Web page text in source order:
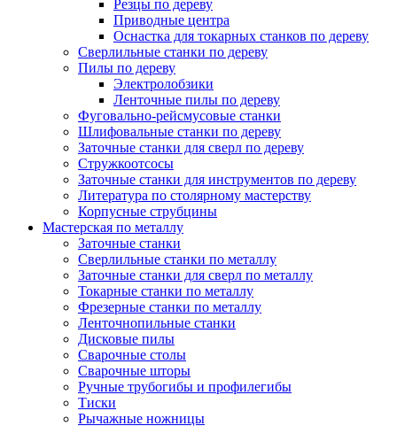
Резцы по дереву
Приводные центра
Оснастка для токарных станков по дереву
Сверлильные станки по дереву
Пилы по дереву
Электролобзики
Ленточные пилы по дереву
Фуговально-рейсмусовые станки
Шлифовальные станки по дереву
Заточные станки для сверл по дереву
Стружкоотсосы
Заточные станки для инструментов по дереву
Литература по столярному мастерству
Корпусные струбцины
Мастерская по металлу
Заточные станки
Сверлильные станки по металлу
Заточные станки для сверл по металлу
Токарные станки по металлу
Фрезерные станки по металлу
Ленточнопильные станки
Дисковые пилы
Сварочные столы
Сварочные шторы
Ручные трубогибы и профилегибы
Тиски
Рычажные ножницы